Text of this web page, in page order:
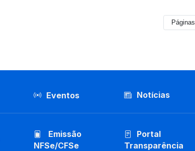
Páginas
Eventos Notícias
Emissão
NFSe/CFSe
Portal
Transparência